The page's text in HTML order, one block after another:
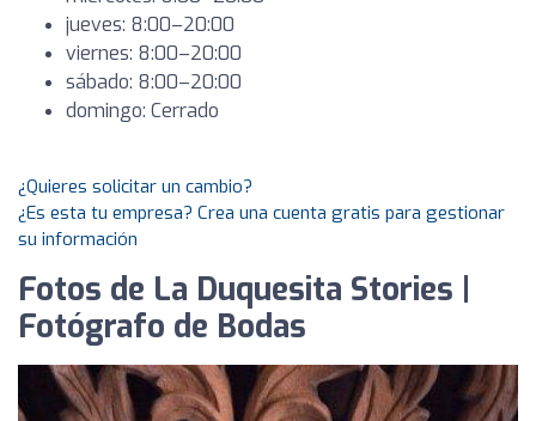
jueves: 8:00–20:00
viernes: 8:00–20:00
sábado: 8:00–20:00
domingo: Cerrado
¿Quieres solicitar un cambio?
¿Es esta tu empresa? Crea una cuenta gratis para gestionar
su información
Fotos de La Duquesita Stories |
Fotógrafo de Bodas